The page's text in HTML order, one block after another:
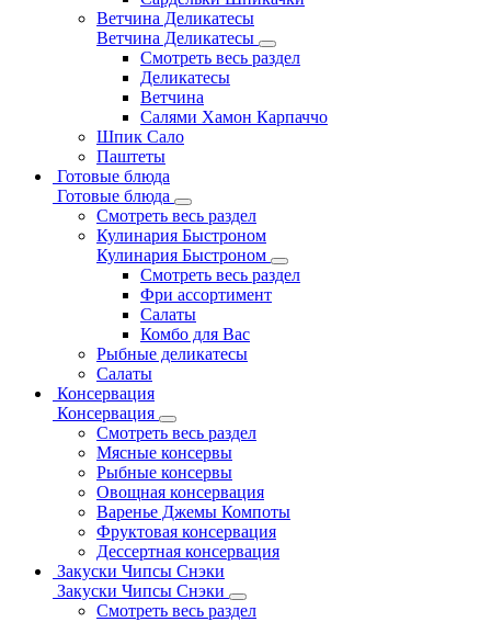
Ветчина Деликатесы
Ветчина Деликатесы
Смотреть весь раздел
Деликатесы
Ветчина
Салями Хамон Карпаччо
Шпик Сало
Паштеты
Готовые блюда
Готовые блюда
Смотреть весь раздел
Кулинария Быстроном
Кулинария Быстроном
Смотреть весь раздел
Фри ассортимент
Салаты
Комбо для Вас
Рыбные деликатесы
Салаты
Консервация
Консервация
Смотреть весь раздел
Мясные консервы
Рыбные консервы
Овощная консервация
Варенье Джемы Компоты
Фруктовая консервация
Дессертная консервация
Закуски Чипсы Снэки
Закуски Чипсы Снэки
Смотреть весь раздел